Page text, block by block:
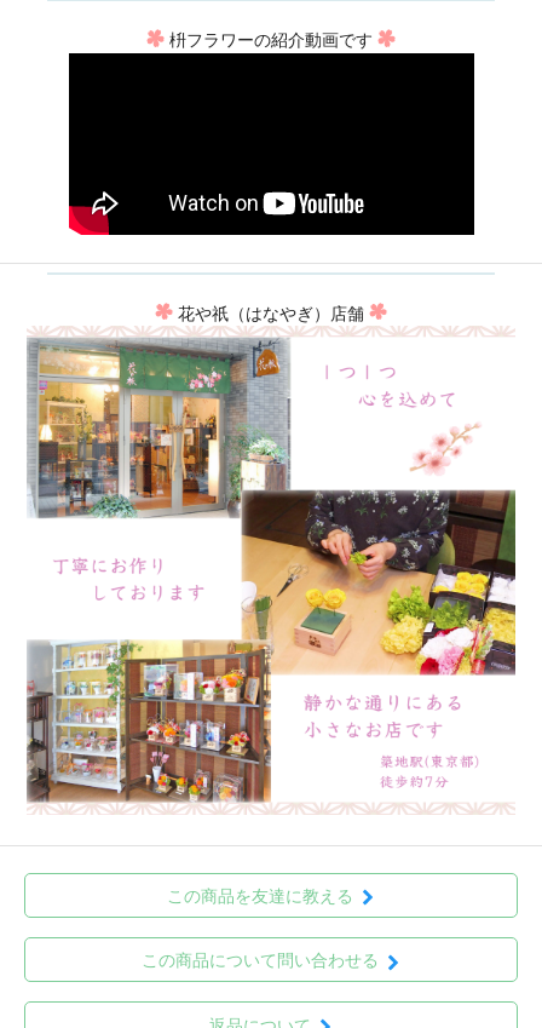
枡フラワーの紹介動画です
花や祇（はなやぎ）店舗
この商品を友達に教える
この商品について問い合わせる